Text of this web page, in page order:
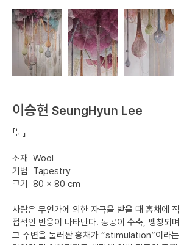
이승현 SeungHyun Lee
「눈」
소재 Wool
기법 Tapestry
크기 80 × 80 cm
사람은 무언가에 의한 자극을 받을 때 홍채에 직
접적인 반응이 나타난다. 동공이 수축, 팽창되며
그 주변을 둘러싼 홍채가 “stimulation”이라는